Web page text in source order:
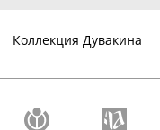
Коллекция Дувакина